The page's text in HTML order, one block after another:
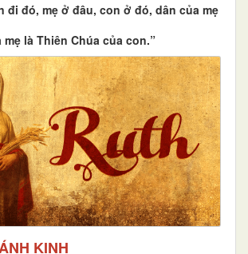
đi đó, mẹ ở đâu, con ở đó, dân của mẹ
là Thiên Chúa của con.”
KINH